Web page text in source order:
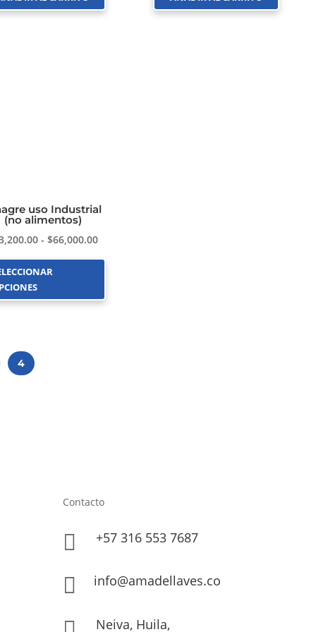
uso Industrial
(no alimentos)
- $66,000.00Rango
de
4
Contacto
 +57 316 553 7687
 info@amadellaves.co
Neiva, Huila,